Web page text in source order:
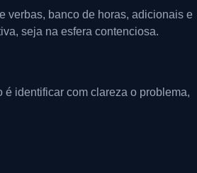
verbas, banco de horas, adicionais e
seja na esfera contenciosa.
identificar com clareza o problema,